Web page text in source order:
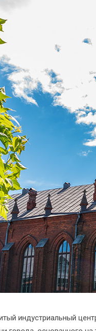
индустриальный